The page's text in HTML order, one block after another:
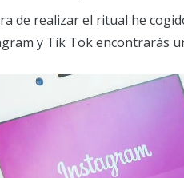
de realizar el ritual he
y Tik Tok encontrarás